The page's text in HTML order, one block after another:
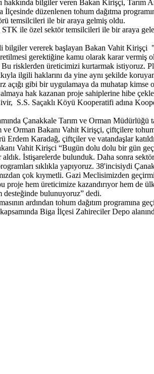
hakkında bilgiler veren Bakan Kirişçi,
düzenlenen tohum dağıtma
temsilcileri ile bir araya gelmiş oldu.
ile özel sektör temsilcileri ile bir araya
vererek başlayan Bakan Vahit Kirişçi
gerektiğine kamu olarak karar vermiş
risklerden üreticimizi kurtarmak istiyoruz.
ilgili haklarını da yine aynı şekilde
açığı gibi bir uygulamaya da muhatap kimse
hak kazanan proje sahiplerine hibe
S.S. Saçaklı Köyü Kooperatifi adına
Çanakkale Tarım ve Orman
ve Orman Bakanı Vahit Kirişçi, çiftçilere
Erdem Karadağ, çiftçiler ve vatandaşlar
Vahit Kirişci “Bugün dolu dolu bir gün
İstişarelerde bulunduk. Daha sonra
sıklıkla yapıyoruz. 38'incisiydi
çok kıymetli. Gazi Meclisimizden
hem üreticimize kazandırıyor hem de
desteğinde bulunuyoruz” dedi.
ardından tohum dağıtım
Biga İlçesi Zahireciler Depo